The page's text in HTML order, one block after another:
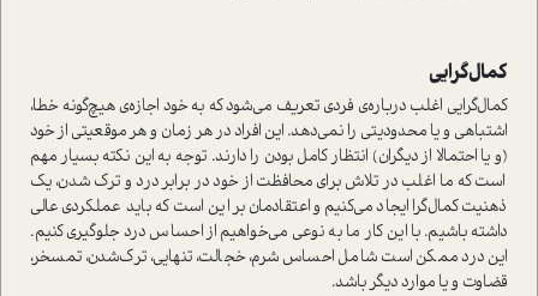
کمال‌گرایی
کمال‌گرایی اغلب درباره‌ی فردی تعریف می‌شود که به خود اجازه‌ی هیچ‌گونه خطا،
اشتباهی و یا محدودیتی را نمی‌دهد. این افراد در هر زمان و هر موقعیتی از خود
(و یا احتمالا از دیگران) انتظار کامل بودن را دارند. توجه به این نکته بسیار مهم
است که ما اغلب در تلاش برای محافظت از خود در برابر درد و ترک شدن، یک
ذهنیت کمال‌گرا ایجاد می‌کنیم و اعتقادمان بر این است که باید عملکردی عالی
داشته باشیم. با این کار ما به نوعی می‌خواهیم از احساس درد جلوگیری کنیم.
این درد ممکن است شامل احساس شرم، خجالت، تنهایی، ترک‌شدن، تمسخر،
قضاوت و یا موارد دیگر باشد.